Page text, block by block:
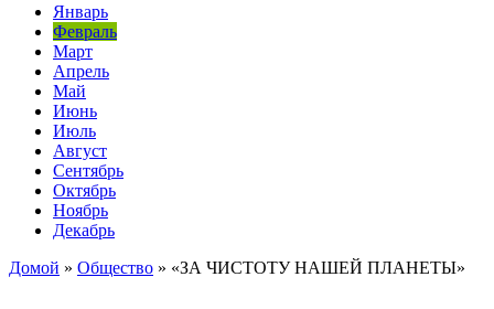
Январь
Февраль
Март
Апрель
Май
Июнь
Июль
Август
Сентябрь
Октябрь
Ноябрь
Декабрь
Домой » Общество » «ЗА ЧИСТОТУ НАШЕЙ ПЛАНЕТЫ»